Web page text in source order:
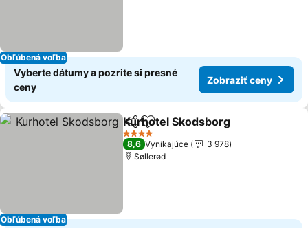
Obľúbená voľba
Vyberte dátumy a pozrite si presné
ceny
Zobraziť ceny
Obľúbená voľba
ZdieľaťPridať do obľúbených
Kurhotel Skodsborg
4 Počet hviezdičiek
8,6 Vynikajúce
3 978
Søllerød